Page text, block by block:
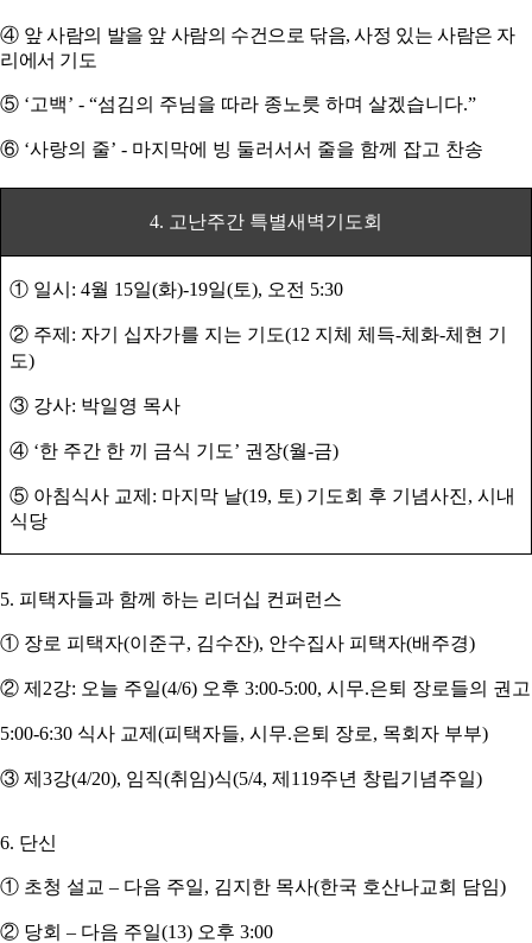
④ 앞 사람의 발을 앞 사람의 수건 으로 닦음,사정 있는 사람은 자
리에서 기도
⑤ ‘고백’ - “섬김의 주님을 따라 종노릇 하며 살겠습니다.”
⑥ ‘사랑의 줄’ - 마지막에 빙 둘러서서 줄을 함께 잡고 찬송
4. 고난주간 특별새벽기도회
① 일시 : 4월 15일(화)-19일(토), 오전 5:30
② 주제 : 자기 십자가를 지는 기도(12 지체 체득-체화-체현 기
도)
③ 강사: 박일영 목사
④ ‘한 주간 한 끼 금식 기도’ 권장(월-금)
⑤ 아침식사 교제 : 마지막 날(19, 토) 기도회 후 기념사진, 시내
식당
5. 피택자들과 함께 하는 리더십 컨퍼런스
① 장로 피택자(이준구, 김수잔), 안수집사 피택자(배주경)
② 제 2강: 오늘 주일(4/6) 오후 3:00-5:00, 시무.은퇴 장로들의 권고
5:00-6:30 식사 교제 (피택자들, 시무.은퇴 장로, 목회자 부부)
③ 제 3강(4/20), 임직(취임)식(5/4, 제 119주년 창립기념주일)
6. 단신
① 초청 설교 – 다음 주일, 김지한 목사(한국 호산나교회 담임)
② 당회 – 다음 주일(13) 오후 3:00